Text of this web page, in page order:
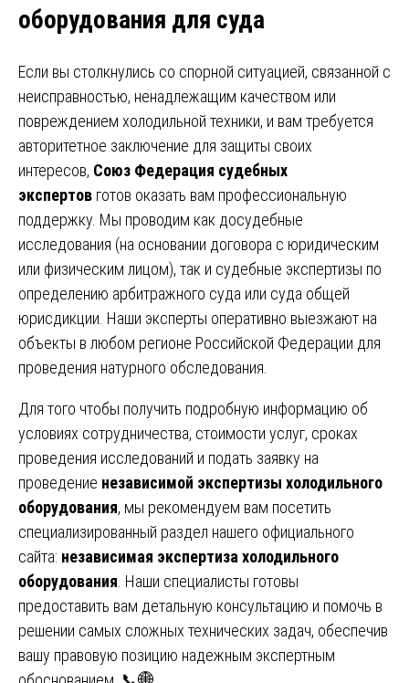
оборудования для суда
Если вы столкнулись со спорной ситуацией, связанной с
неисправностью, ненадлежащим качеством или
повреждением холодильной техники, и вам требуется
авторитетное заключение для защиты своих
интересов, Союз Федерация судебных
экспертов готов оказать вам профессиональную
поддержку. Мы проводим как досудебные
исследования (на основании договора с юридическим
или физическим лицом), так и судебные экспертизы по
определению арбитражного суда или суда общей
юрисдикции. Наши эксперты оперативно выезжают на
объекты в любом регионе Российской Федерации для
проведения натурного обследования.
Для того чтобы получить подробную информацию об
условиях сотрудничества, стоимости услуг, сроках
проведения исследований и подать заявку на
проведение независимой экспертизы холодильного
оборудования, мы рекомендуем вам посетить
специализированный раздел нашего официального
сайта: независимая экспертиза холодильного
оборудования . Наши специалисты готовы
предоставить вам детальную консультацию и помочь в
решении самых сложных технических задач, обеспечив
вашу правовую позицию надежным экспертным